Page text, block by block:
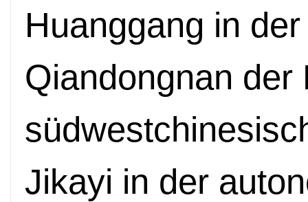
Huanggang in
Qiandongnan der
Jikayi in der